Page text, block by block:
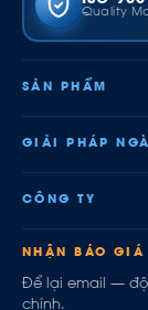
Quality
SẢN PHẨM
GIẢI PHÁP
CÔNG TY
NHẬN BÁO GIÁ
Để lại email —
chính.